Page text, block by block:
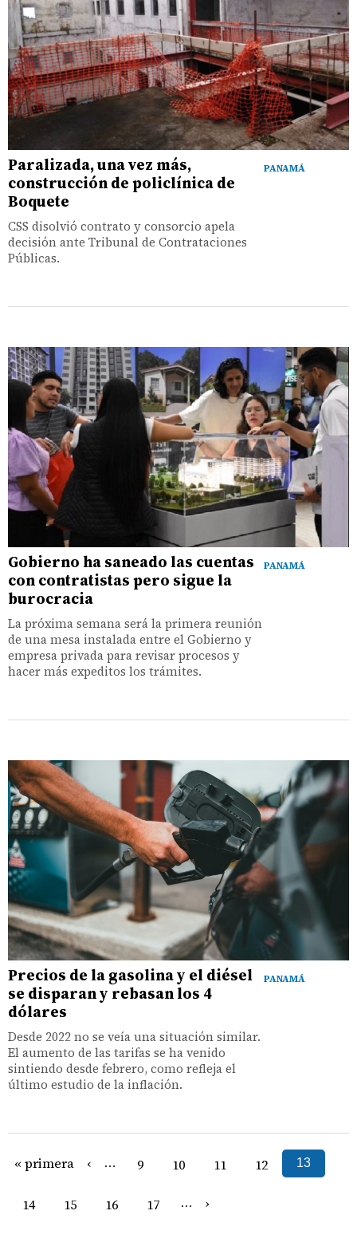
PANAMÁ
Paralizada, una vez más,
construcción de policlínica de
Boquete
CSS disolvió contrato y consorcio apela
decisión ante Tribunal de Contrataciones
Públicas.
PANAMÁ
Gobierno ha saneado las cuentas
con contratistas pero sigue la
burocracia
La próxima semana será la primera reunión
de una mesa instalada entre el Gobierno y
empresa privada para revisar procesos y
hacer más expeditos los trámites.
PANAMÁ
Precios de la gasolina y el diésel
se disparan y rebasan los 4
dólares
Desde 2022 no se veía una situación similar.
El aumento de las tarifas se ha venido
sintiendo desde febrero, como refleja el
último estudio de la inflación.
« primera ‹ … 9 10 11 12 13
14 15 16 17 … ›